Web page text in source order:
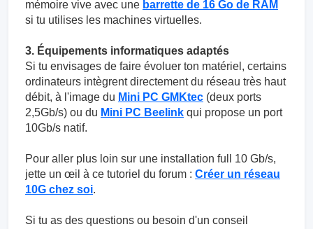
mémoire vive avec une barrette de 16 Go de RAM
si tu utilises les machines virtuelles.
3. Équipements informatiques adaptés
Si tu envisages de faire évoluer ton matériel, certains
ordinateurs intègrent directement du réseau très haut
débit, à l'image du Mini PC GMKtec (deux ports
2,5Gb/s) ou du Mini PC Beelink qui propose un port
10Gb/s natif.
Pour aller plus loin sur une installation full 10 Gb/s,
jette un œil à ce tutoriel du forum : Créer un réseau
10G chez soi.
Si tu as des questions ou besoin d'un conseil